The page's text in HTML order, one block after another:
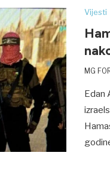
Vijesti
MG
Edan